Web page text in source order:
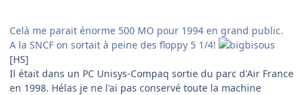
Celà me parait énorme 500 MO pour 1994 en grand public.
A la SNCF on sortait à peine des floppy 5 1/4!
[HS]
Il était dans un PC Unisys-Compaq sortie du parc d'Air France
en 1998. Hélas je ne l'ai pas conservé toute la machine